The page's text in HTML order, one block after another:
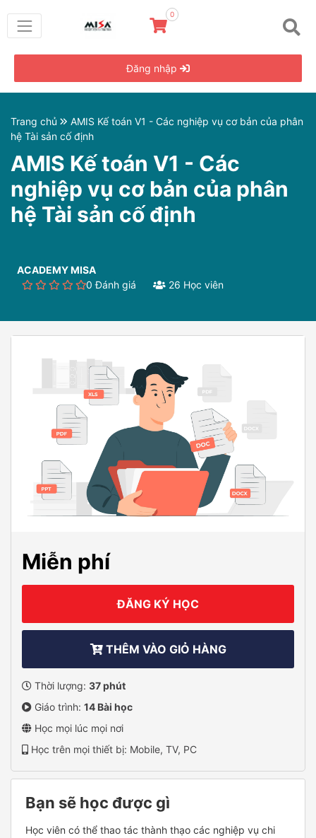
0
Đăng nhập
Trang chủ
AMIS Kế toán V1 - Các nghiệp vụ cơ bản của phân
hệ Tài sản cố định
AMIS Kế toán V1 - Các
nghiệp vụ cơ bản của phân
hệ Tài sản cố định
ACADEMY MISA
0 Đánh giá
26 Học viên
Miễn phí
ĐĂNG KÝ HỌC
THÊM VÀO GIỎ HÀNG
Thời lượng: 37 phút
Giáo trình: 14 Bài học
Học mọi lúc mọi nơi
Học trên mọi thiết bị: Mobile, TV, PC
Bạn sẽ học được gì
Học viên có thể thao tác thành thạo các nghiệp vụ chi